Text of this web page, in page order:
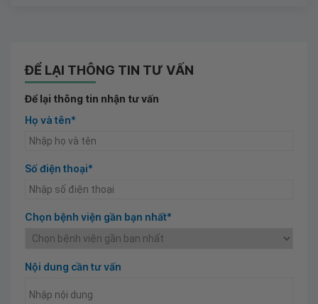
ĐỂ LẠI THÔNG TIN TƯ VẤN
Để lại thông tin nhận tư vấn
Họ và tên*
Số điện thoại*
Chọn bệnh viện gần bạn nhất*
Nội dung cần tư vấn